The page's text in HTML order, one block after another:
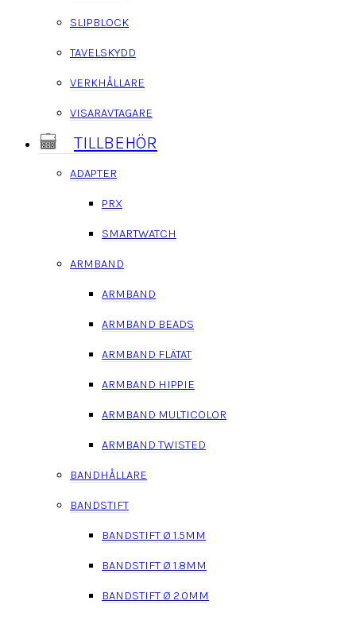
SLIPBLOCK
TAVELSKYDD
VERKHÅLLARE
VISARAVTAGARE
TILLBEHÖR
ADAPTER
PRX
SMARTWATCH
ARMBAND
ARMBAND
ARMBAND BEADS
ARMBAND FLÄTAT
ARMBAND HIPPIE
ARMBAND MULTICOLOR
ARMBAND TWISTED
BANDHÅLLARE
BANDSTIFT
BANDSTIFT Ø 1.5MM
BANDSTIFT Ø 1.8MM
BANDSTIFT Ø 2.0MM